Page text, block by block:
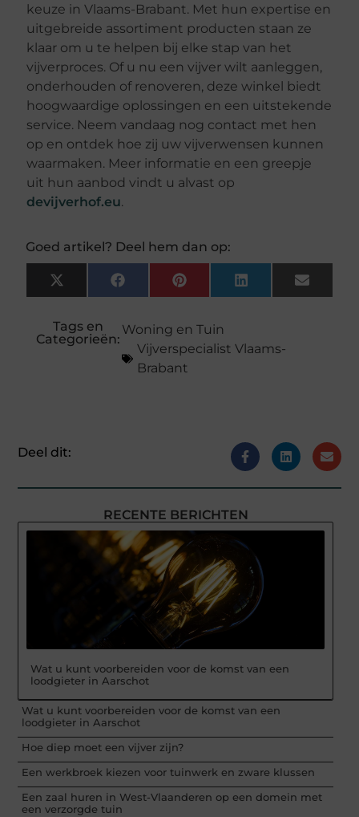
keuze in Vlaams-Brabant. Met hun expertise en
uitgebreide assortiment producten staan ze
klaar om u te helpen bij elke stap van het
vijverproces. Of u nu een vijver wilt aanleggen,
onderhouden of renoveren, deze winkel biedt
hoogwaardige oplossingen en een uitstekende
service. Neem vandaag nog contact met hen
op en ontdek hoe zij uw vijverwensen kunnen
waarmaken. Meer informatie en een greepje
uit hun aanbod vindt u alvast op
devijverhof.eu.
Goed artikel? Deel hem dan op:
X
(Twitter)
FacebookPinterestLinkedInEmail
Tags en
Categorieën:
Woning en Tuin
Vijverspecialist Vlaams-
Brabant
Deel dit:
RECENTE BERICHTEN
Wat u kunt voorbereiden voor de komst van een
loodgieter in Aarschot
Wat u kunt voorbereiden voor de komst van een
loodgieter in Aarschot
Hoe diep moet een vijver zijn?
Een werkbroek kiezen voor tuinwerk en zware klussen
Een zaal huren in West-Vlaanderen op een domein met
een verzorgde tuin